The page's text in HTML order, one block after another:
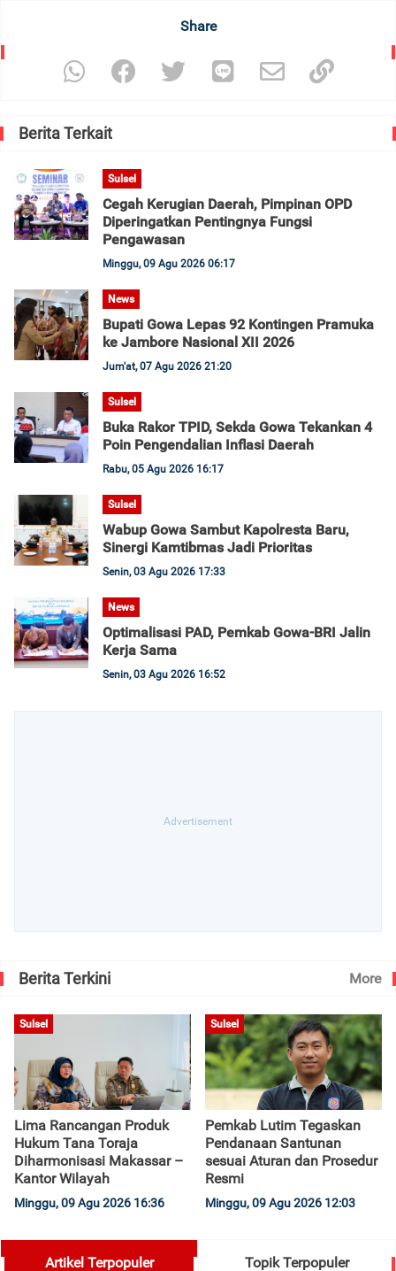
Share
Berita Terkait
Sulsel
Cegah Kerugian Daerah, Pimpinan OPD
Diperingatkan Pentingnya Fungsi
Pengawasan
Minggu, 09 Agu 2026 06:17
News
Bupati Gowa Lepas 92 Kontingen Pramuka
ke Jambore Nasional XII 2026
Jum'at, 07 Agu 2026 21:20
Sulsel
Buka Rakor TPID, Sekda Gowa Tekankan 4
Poin Pengendalian Inflasi Daerah
Rabu, 05 Agu 2026 16:17
Sulsel
Wabup Gowa Sambut Kapolresta Baru,
Sinergi Kamtibmas Jadi Prioritas
Senin, 03 Agu 2026 17:33
News
Optimalisasi PAD, Pemkab Gowa-BRI Jalin
Kerja Sama
Senin, 03 Agu 2026 16:52
Berita Terkini More
Sulsel
Lima Rancangan Produk
Hukum Tana Toraja
Diharmonisasi Makassar –
Kantor Wilayah
Minggu, 09 Agu 2026 16:36
Sulsel
Pemkab Lutim Tegaskan
Pendanaan Santunan
sesuai Aturan dan Prosedur
Resmi
Minggu, 09 Agu 2026 12:03
Artikel Terpopuler Topik Terpopuler